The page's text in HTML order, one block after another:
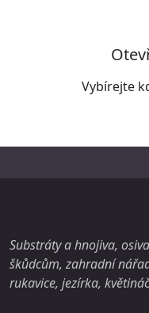
Vybírejte
Substráty a hnojiva,
škůdcům, zahradní
rukavice, jezírka,